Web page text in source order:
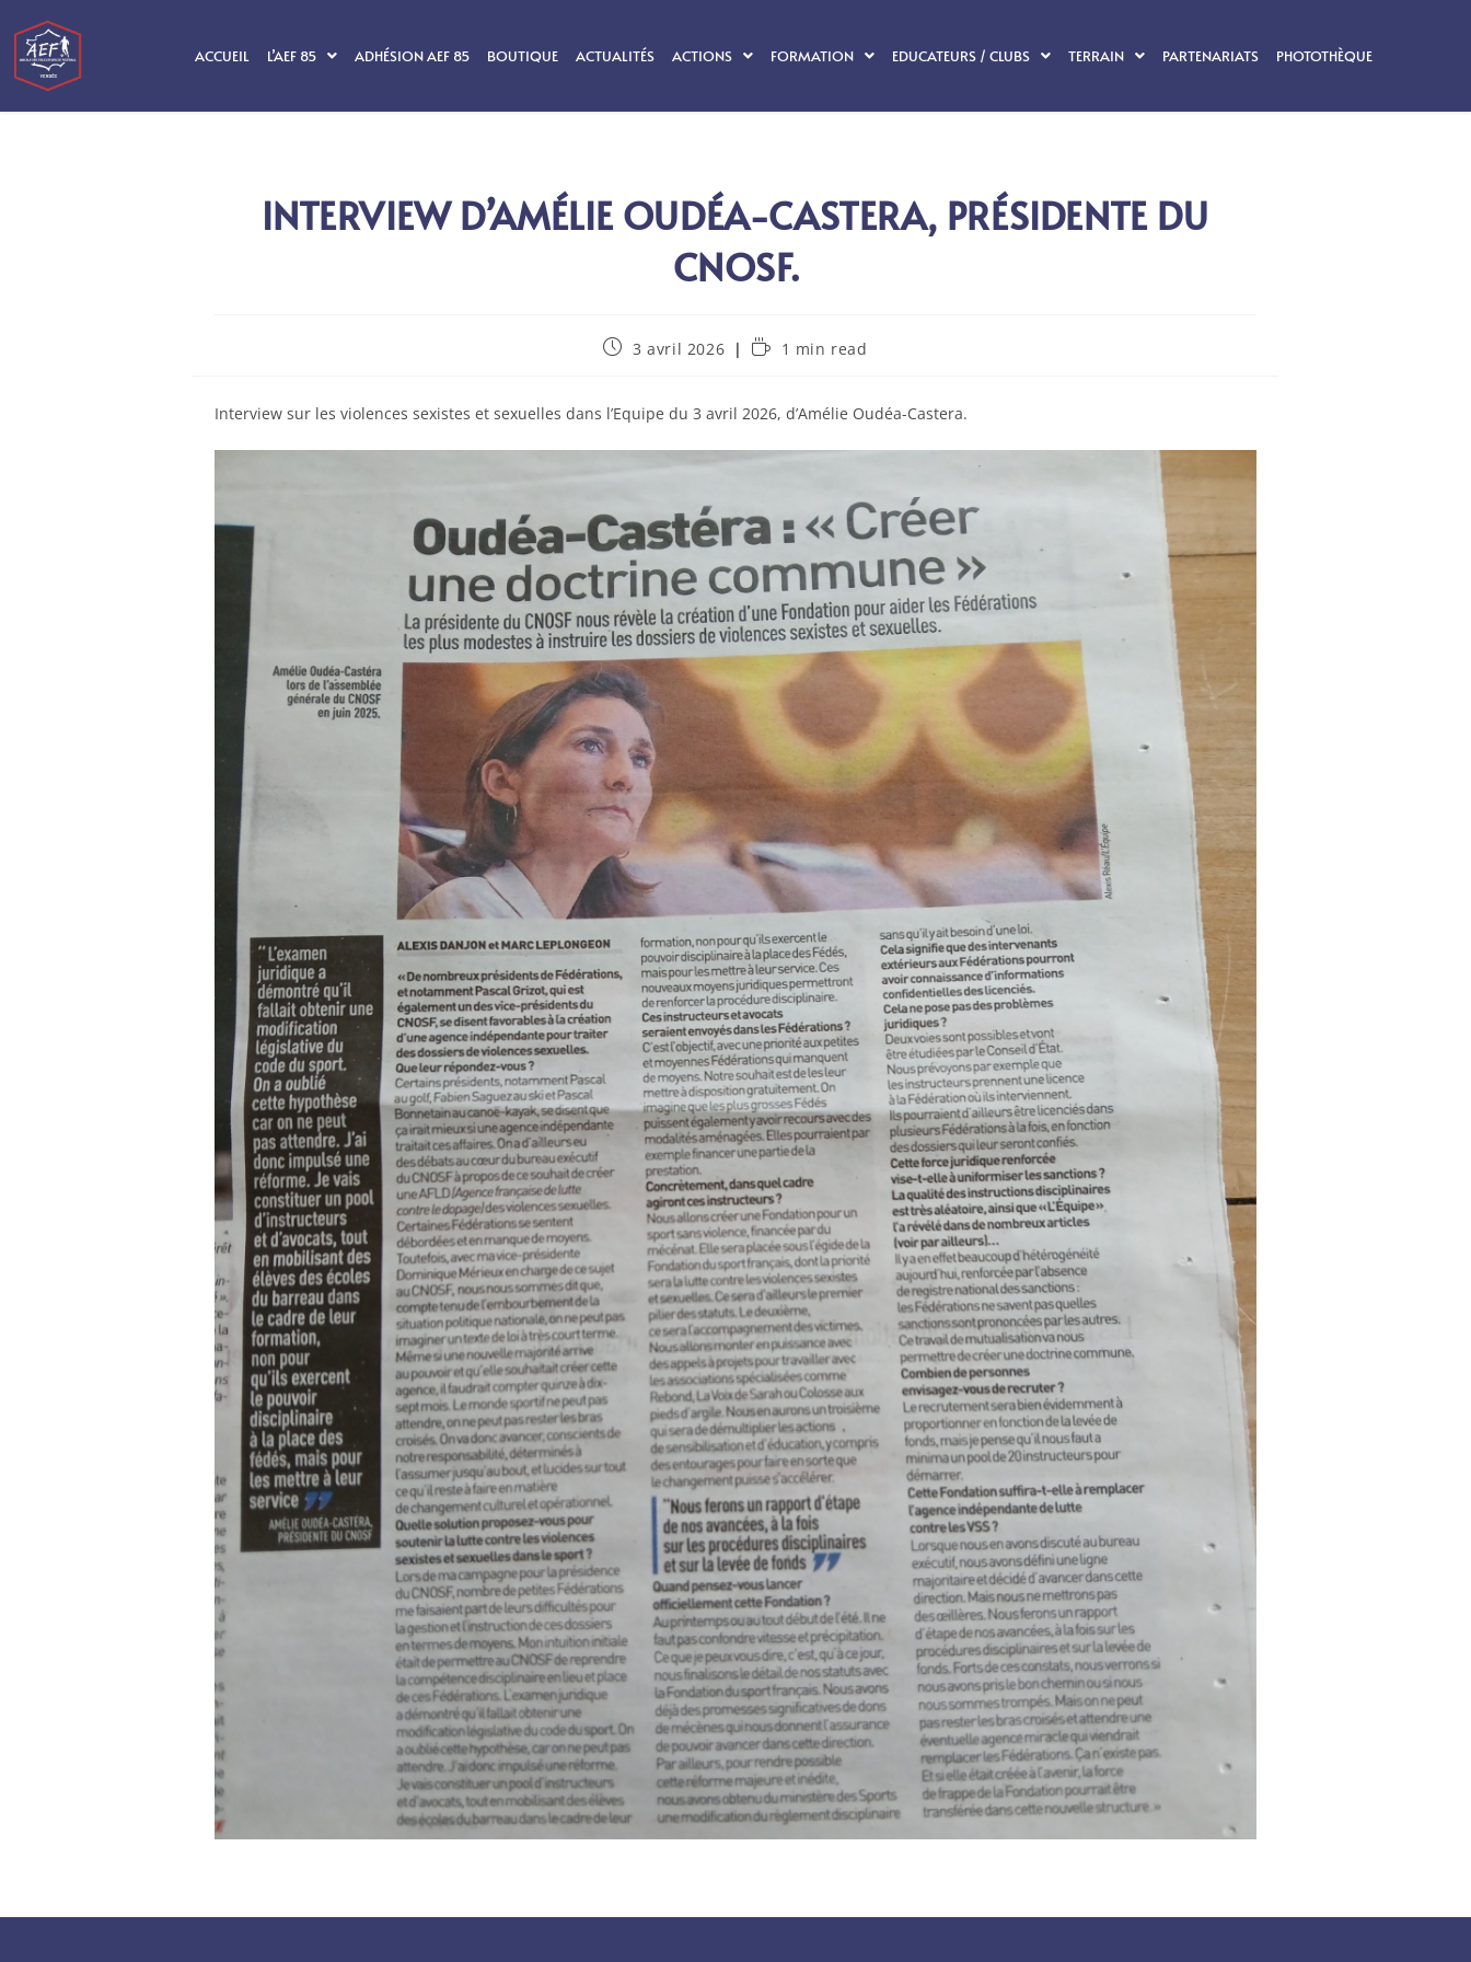
ACCUEIL L’AEF 85 ADHÉSION AEF 85 BOUTIQUE ACTUALITÉS ACTIONS FORMATION EDUCATEURS / CLUBS TERRAIN PARTENARIATS PHOTOTHÈQUE
INTERVIEW D’AMÉLIE OUDÉA-CASTERA, PRÉSIDENTE DU
CNOSF.
3 avril 2026 1 min read
Interview sur les violences sexistes et sexuelles dans l’Equipe du 3 avril 2026, d’Amélie Oudéa-Castera.